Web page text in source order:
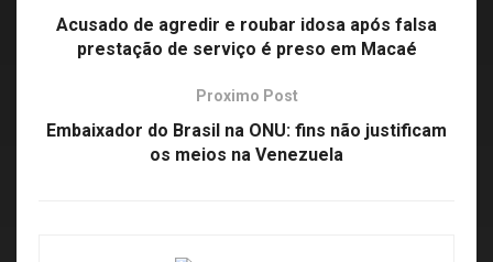
Acusado de agredir e roubar idosa após falsa
prestação de serviço é preso em Macaé
Proximo Post
Embaixador do Brasil na ONU: fins não justificam
os meios na Venezuela